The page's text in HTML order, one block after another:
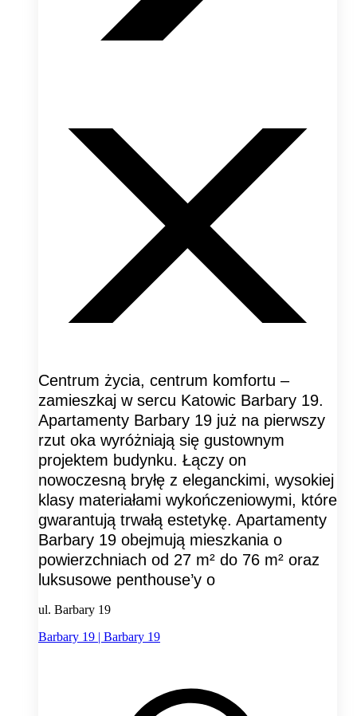
Centrum życia, centrum komfortu –
zamieszkaj w sercu Katowic Barbary 19.
Apartamenty Barbary 19 już na pierwszy
rzut oka wyróżniają się gustownym
projektem budynku. Łączy on
nowoczesną bryłę z eleganckimi, wysokiej
klasy materiałami wykończeniowymi, które
gwarantują trwałą estetykę. Apartamenty
Barbary 19 obejmują mieszkania o
powierzchniach od 27 m² do 76 m² oraz
luksusowe penthouse’y o
ul. Barbary 19
Barbary 19 | Barbary 19